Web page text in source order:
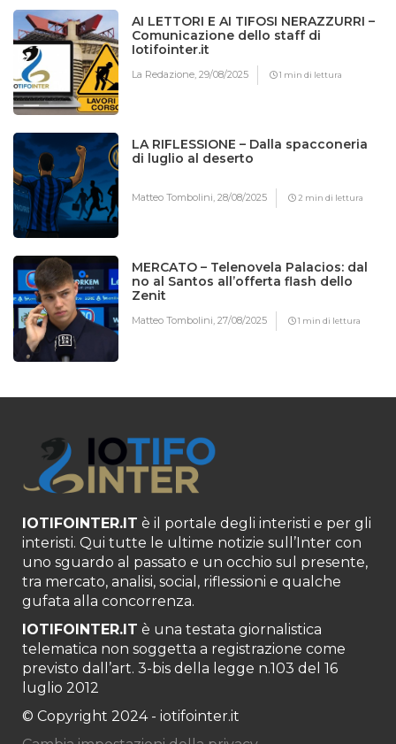
AI LETTORI E AI TIFOSI NERAZZURRI –
Comunicazione dello staff di
Iotifointer.it
La Redazione,29/08/2025 1 min di lettura
LA RIFLESSIONE – Dalla spacconeria
di luglio al deserto
Matteo Tombolini,28/08/2025 2 min di lettura
MERCATO – Telenovela Palacios: dal
no al Santos all’offerta flash dello
Zenit
Matteo Tombolini,27/08/2025 1 min di lettura
IOTIFOINTER.IT è il portale degli interisti e per gli
interisti. Qui tutte le ultime notizie sull’Inter con
uno sguardo al passato e un occhio sul presente,
tra mercato, analisi, social, riflessioni e qualche
gufata alla concorrenza.
IOTIFOINTER.IT è una testata giornalistica
telematica non soggetta a registrazione come
previsto dall’art. 3-bis della legge n.103 del 16
luglio 2012
© Copyright 2024 - iotifointer.it